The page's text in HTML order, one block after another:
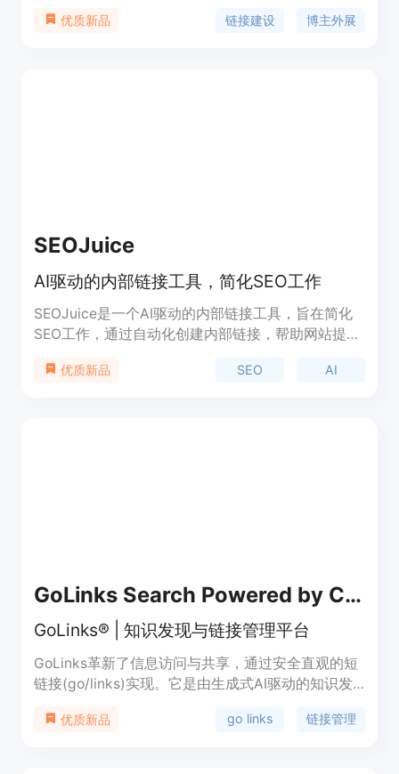
机会都经过手动验证，可搜索相关链接。
优质新品 链接建设 博主外展
SEOJuice
AI驱动的内部链接工具，简化SEO工作
SEOJuice是一个AI驱动的内部链接工具，旨在简化
SEO工作，通过自动化创建内部链接，帮助网站提升
动添加内部链接的繁琐和耗时问题。SEOJuice通过
优质新品 SEO AI
GoLinks Search Powered by ChatGPT
GoLinks® | 知识发现与链接管理平台
GoLinks革新了信息访问与共享，通过安全直观的短
链接(go/links)实现。它是由生成式AI驱动的知识发
优质新品 go links 链接管理